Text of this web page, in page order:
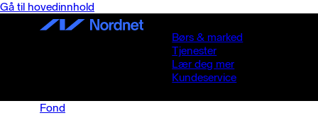
Gå til hovedinnhold
Børs & marked
Tjenester
Lær deg mer
Kundeservice
Fond